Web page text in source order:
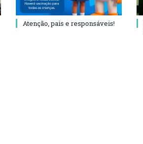
Atenção, pais e responsáveis!